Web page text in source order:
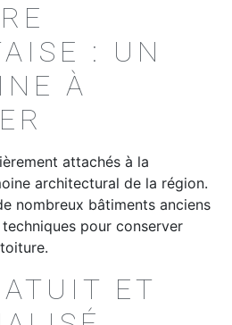
: UN
À
attachés à la
architectural de la région.
nombreux bâtiments anciens
pour conserver
ET